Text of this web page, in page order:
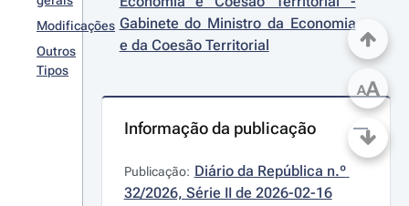
Modificações
Outros
Tipos
Gabinete do Ministro da Economia
e da Coesão Territorial
Informação da publicação
Publicação: Diário da República n.º
32/2026, Série II de 2026-02-16
AA